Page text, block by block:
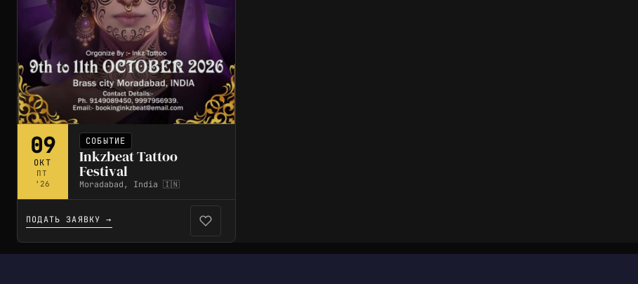
09
ОКТ
ПТ
'26
СОБЫТИЕ
Inkzbeat Tattoo
Festival
Moradabad, India 🇮🇳
ПОДАТЬ ЗАЯВКУ →